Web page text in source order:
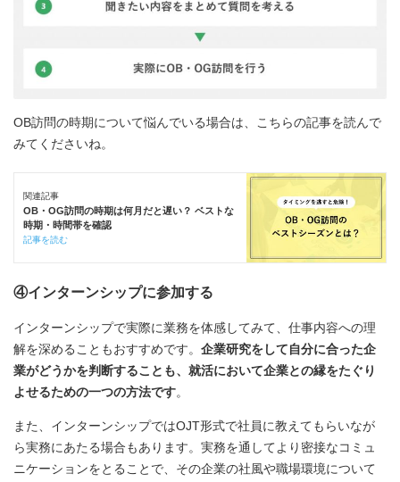
OB訪問の時期について悩んでいる場合は、こちらの記事を読んで
みてくださいね。
関連記事
OB・OG訪問の時期は何月だと遅い？ ベストな
時期・時間帯を確認
記事を読む
④インターンシップに参加する
インターンシップで実際に業務を体感してみて、仕事内容への理
解を深めることもおすすめです。 企業研究をして自分に合った企
業がどうかを判断することも、就活において企業との縁をたぐり
よせるための一つの方法です。
また、インターンシップではOJT形式で社員に教えてもらいなが
ら実務にあたる場合もあります。実務を通してより密接なコミュ
ニケーションをとることで、その企業の社風や職場環境について